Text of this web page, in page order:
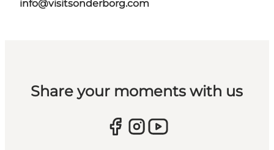
info@visitsonderborg.com
Share your moments with us